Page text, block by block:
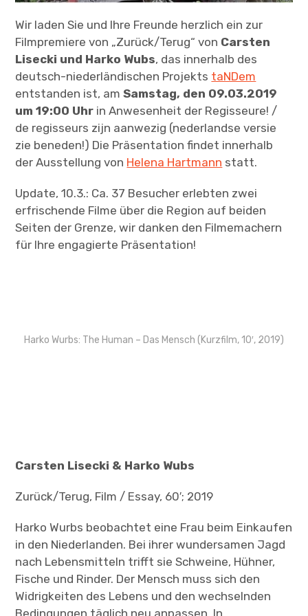
Wir laden Sie und Ihre Freunde herzlich ein zur
Filmpremiere von „Zurück/Terug“ von Carsten
Lisecki und Harko Wubs, das innerhalb des
deutsch-niederländischen Projekts taNDem
entstanden ist, amSamstag, den 09.03.2019
um 19:00 Uhr in Anwesenheit der Regisseure! /
de regisseurs zijn aanwezig (nederlandse versie
zie beneden!) Die Präsentation findet innerhalb
der Ausstellung von Helena Hartmann statt.
Update, 10.3.: Ca. 37 Besucher erlebten zwei
erfrischende Filme über die Region auf beiden
Seiten der Grenze, wir danken den Filmemachern
für Ihre engagierte Präsentation!
Harko Wurbs: The Human – Das Mensch (Kurzfilm, 10′, 2019)
Carsten Lisecki & Harko Wubs
Zurück/Terug, Film / Essay, 60′; 2019
Harko Wurbs beobachtet eine Frau beim Einkaufen
in den Niederlanden. Bei ihrer wundersamen Jagd
nach Lebensmitteln trifft sie Schweine, Hühner,
Fische und Rinder. Der Mensch muss sich den
Widrigkeiten des Lebens und den wechselnden